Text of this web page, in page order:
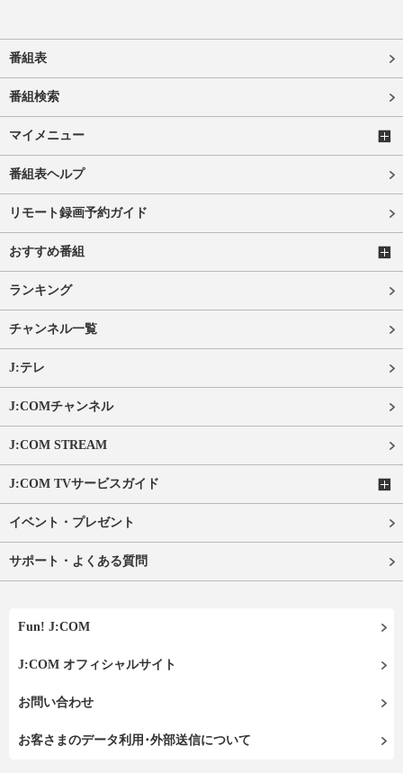
番組表
番組検索
マイメニュー
番組表ヘルプ
リモート録画予約ガイド
おすすめ番組
ランキング
チャンネル一覧
J:テレ
J:COMチャンネル
J:COM STREAM
J:COM TVサービスガイド
イベント・プレゼント
サポート・よくある質問
Fun! J:COM
J:COM オフィシャルサイト
お問い合わせ
お客さまのデータ利用･外部送信について